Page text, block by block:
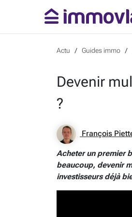
Actu Guides immo
Devenir
?
François
Acheter un premier
beaucoup, devenir
investisseurs déjà